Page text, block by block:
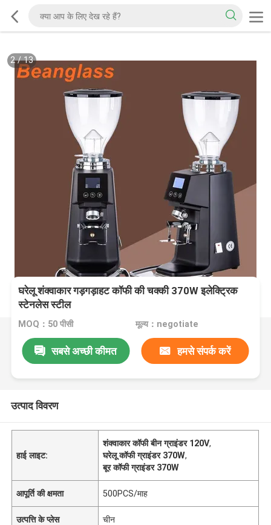
2/13
घरेलू शंक्वाकार गड़गड़ाहट कॉफी की चक्की 370W इलेक्ट्रिक
स्टेनलेस स्टील
MOQ：50 पीसी मूल्य：negotiate
सबसे अच्छी कीमत हमसे संपर्क करें
उत्पाद विवरण
हाई लाइट:
शंक्वाकार कॉफी बीन ग्राइंडर 120V,
घरेलू कॉफी ग्राइंडर 370W,
बूर कॉफी ग्राइंडर 370W
आपूर्ति की क्षमता 500PCS/माह
उत्पत्ति के प्लेस चीन